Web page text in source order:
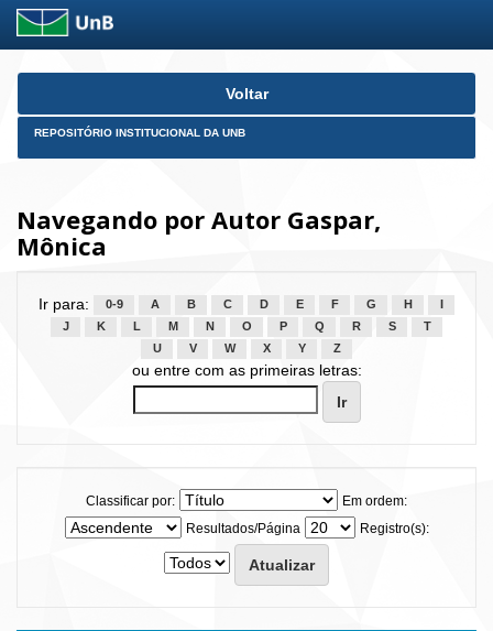
Skip
Voltar
REPOSITÓRIO INSTITUCIONAL DA UNB
Navegando por Autor Gaspar,
Mônica
Ir para: 0-9 A B C D E F G H
J
K L M N O P Q R S
T
U
V W X Y Z
ou entre com as primeiras letras:
Classificar por:
Em ordem:
Resultados/Página
Registro(s):